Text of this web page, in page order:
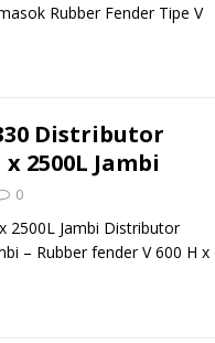
Rubber Fender Tipe V
Distributor
2500L Jambi
0
2500L Jambi Distributor
– Rubber fender V 600 H x